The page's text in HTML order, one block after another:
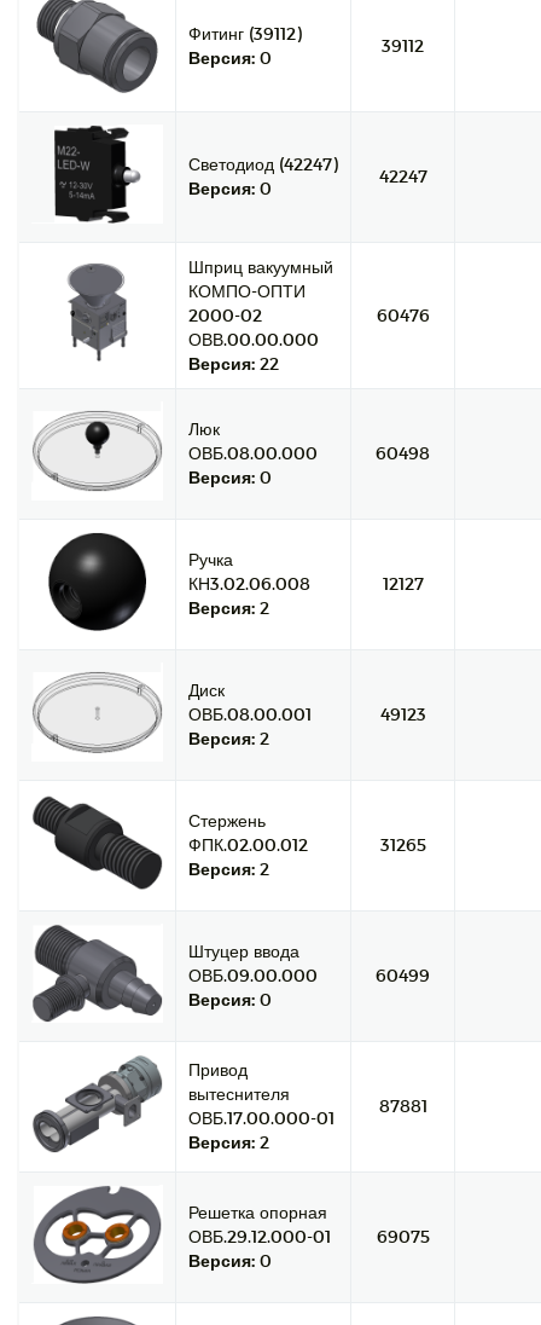
Фитинг (39112)
Версия: 0
39112
Светодиод (42247)
Версия: 0
42247
Шприц вакуумный
КОМПО-ОПТИ
2000-02
ОВВ.00.00.000
Версия: 22
60476
Люк
ОВБ.08.00.000
Версия: 0
60498
Ручка
КН3.02.06.008
Версия: 2
12127
Диск
ОВБ.08.00.001
Версия: 2
49123
Стержень
ФПК.02.00.012
Версия: 2
31265
Штуцер ввода
ОВБ.09.00.000
Версия: 0
60499
Привод
вытеснителя
ОВБ.17.00.000-01
Версия: 2
87881
Решетка опорная
ОВБ.29.12.000-01
Версия: 0
69075